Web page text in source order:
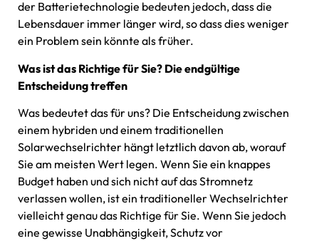
der Batterietechnologie bedeuten jedoch, dass die
Lebensdauer immer länger wird, so dass dies weniger
ein Problem sein könnte als früher.
Was ist das Richtige für Sie? Die endgültige
Entscheidung treffen
Was bedeutet das für uns? Die Entscheidung zwischen
einem hybriden und einem traditionellen
Solarwechselrichter hängt letztlich davon ab, worauf
Sie am meisten Wert legen. Wenn Sie ein knappes
Budget haben und sich nicht auf das Stromnetz
verlassen wollen, ist ein traditioneller Wechselrichter
vielleicht genau das Richtige für Sie. Wenn Sie jedoch
eine gewisse Unabhängigkeit, Schutz vor